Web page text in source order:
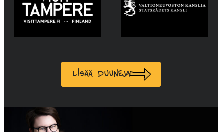
Lisää duuneja